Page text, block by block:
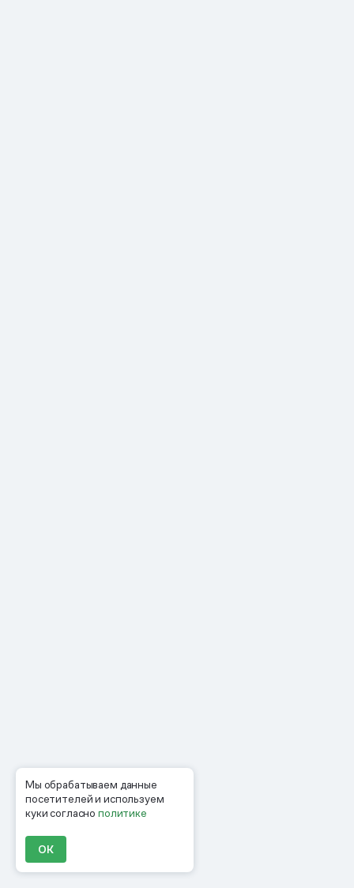
Мы обрабатываем данные
посетителей и используем
куки согласнополитике
ОК